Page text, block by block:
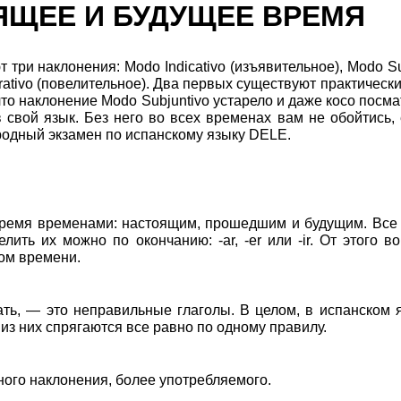
И БУДУЩЕЕ ВРЕМЯ
три наклонения: Modo Indicativo (изъявительное), Modo
(повелительное). Два первых существуют
наклонение Modo Subjuntivo устарело и даже косо
свой язык. Без него во всех временах вам не
экзамен по испанскому языку DELE.
временами: настоящим, прошедшим и будущим. Все
их можно по окончанию: -ar, -er или -ir. От этого
времени.
— это неправильные глаголы. В целом, в испанском
них спрягаются все равно по одному правилу.
наклонения, более употребляемого.